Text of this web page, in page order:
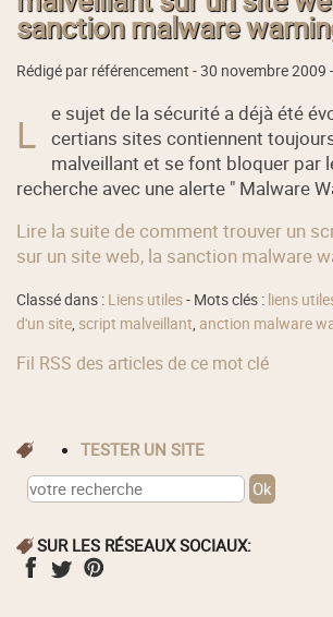
sanction malware
Rédigé par référencement -30 novembre 2009 -
L
e sujet de la sécurité a déjà été
certians sites contiennent
malveillant et se font bloquer par
recherche avec une alerte " Malware
Lire la suite de comment trouver un
sur un site web, la sanction malware
Classé dans : Liens utiles- Mots clés : liens
d'un site, script malveillant, anction malware
Fil RSS des articles de ce mot clé
TESTER UN SITE
SUR LES RÉSEAUX SOCIAUX: